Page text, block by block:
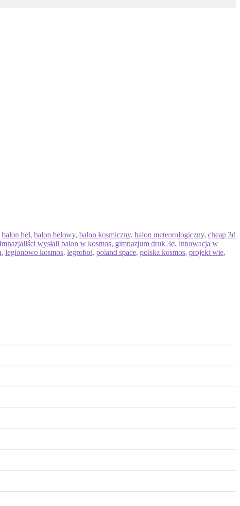
balon hel, balon helowy, balon kosmiczny, balon meteorologiczny, cheap 3d
wysłali balon w kosmos, gimnazjum druk 3d, innowacja w
, legionowo kosmos, legrobot, poland space, polska kosmos, projekt wie,